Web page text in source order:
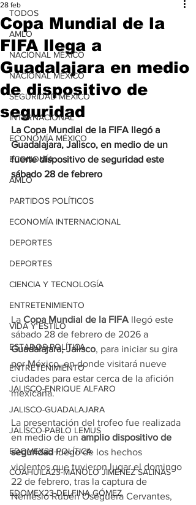
TODOS
AMLO
NACIONAL MÉXICO
NACIONAL MÉXICO
SEGURIDAD MÉXICO
INTERNACIONAL
ECONOMÍA MÉXICO
ECONOMÍA
AMLO
PARTIDOS POLÍTICOS
ECONOMÍA INTERNACIONAL
DEPORTES
DEPORTES
CIENCIA Y TECNOLOGÍA
ENTRETENIMIENTO
VIDA Y ESTILO
ESTADOS-POLÍTICA
ENTRETENIMIENTO
JALISCO-ENRIQUE ALFARO
JALISCO-GUADALAJARA
JALISCO-PABLO LEMUS
EDOMEX23-POLÍTICA
COAHUILA23-MANOLO JIMÉNEZ SALINAS
EDOMEX23-DELFINA GÓMEZ
Copa Mundial de la
FIFA llega a
Guadalajara en medio
de dispositivo de
seguridad
28 feb
La Copa Mundial de la FIFA llegó a
Guadalajara, Jalisco, en medio de un
fuerte dispositivo de seguridad este
sábado 28 de febrero
La Copa Mundial de la FIFA llegó este
sábado 28 de febrero de 2026 a
Guadalajara, Jalisco, para iniciar su gira
por México, en donde visitará nueve
ciudades para estar cerca de la afición
mexicana.
La presentación del trofeo fue realizada
en medio de un amplio dispositivo de
seguridad luego de los hechos
violentos que tuvieron lugar el domingo
22 de febrero, tras la captura de
Nemesio Rubén Oseguera Cervantes,